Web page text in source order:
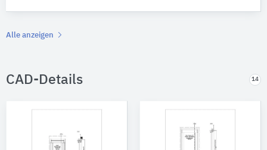
Alle anzeigen
CAD-Details 14